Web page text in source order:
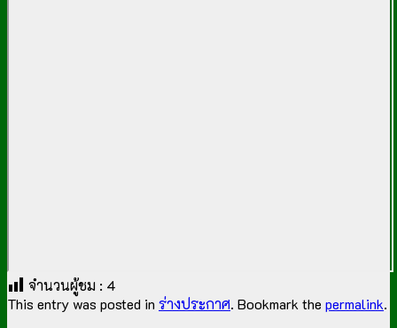
จำนวนผู้ชม : 4
This entry was posted in ร่างประกาศ. Bookmark the permalink.